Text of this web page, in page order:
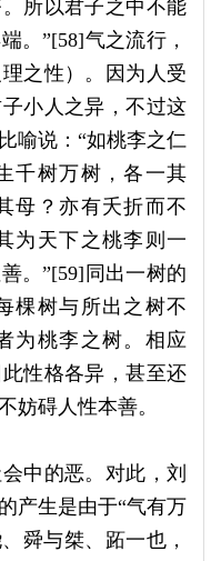
所以君子之中不能
。”[58]气之流行，
之性）。因为人受
小人之异，不过这
喻说：“如桃李之仁
千树万树，各一其
母？亦有夭折而不
为天下之桃李则一
。”[59]同出一树的
棵树与所出之树不
为桃李之树。相应
性格各异，甚至还
妨碍人性本善。
中的恶。对此，刘
产生是由于“气有万
舜与桀、跖一也，